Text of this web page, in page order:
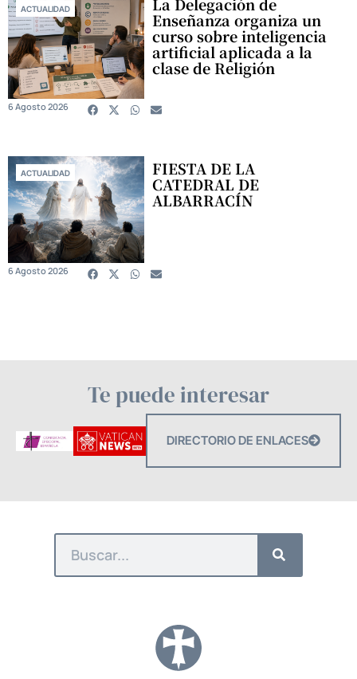
ACTUALIDAD
Enseñanza organiza un
curso sobre inteligencia
artificial aplicada a la
clase de Religión
6 Agosto 2026
ACTUALIDAD FIESTA DE LA
CATEDRAL DE
ALBARRACÍN
6 Agosto 2026
Te puede interesar
DIRECTORIO DE ENLACES